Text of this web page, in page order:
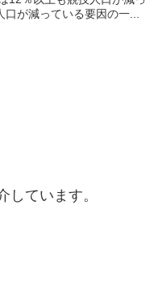
が減っている要因の一...
ています。